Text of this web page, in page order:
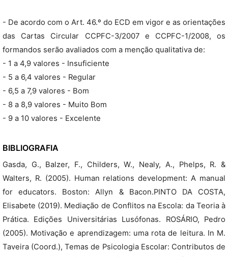
- De acordo com o Art. 46.º do ECD em vigor e as orientações
das Cartas Circular CCPFC-3/2007 e CCPFC-1/2008, os
formandos serão avaliados com a menção qualitativa de:
- 1 a 4,9 valores - Insuficiente
- 5 a 6,4 valores - Regular
- 6,5 a 7,9 valores - Bom
- 8 a 8,9 valores - Muito Bom
- 9 a 10 valores - Excelente
BIBLIOGRAFIA
Gasda, G., Balzer, F., Childers, W., Nealy, A., Phelps, R. &
Walters, R. (2005). Human relations development: A manual
for educators. Boston: Allyn & Bacon.PINTO DA COSTA,
Elisabete (2019). Mediação de Conflitos na Escola: da Teoria à
Prática. Edições Universitárias Lusófonas. ROSÁRIO, Pedro
(2005). Motivação e aprendizagem: uma rota de leitura. In M.
Taveira (Coord.), Temas de Psicologia Escolar: Contributos de